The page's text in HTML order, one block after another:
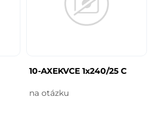
10-AXEKVCE 1x240/25 C
na otázku